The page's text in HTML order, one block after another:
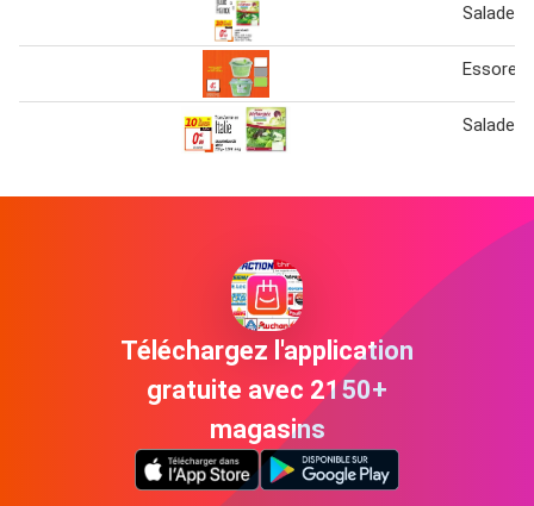
Salade
Salade
Téléchargez l'application
gratuite avec 2150+
magasins